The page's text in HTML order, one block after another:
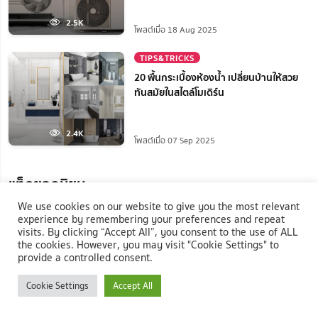
2.5K
โพสต์เมื่อ 18 Aug 2025
2.4K
TIPS&TRICKS
20 พื้นกระเบื้องห้องน้ำ เปลี่ยนบ้านให้สวย
ทันสมัยในสไตล์โมเดิร์น
โพสต์เมื่อ 07 Sep 2025
แท็กยอดนิยม
#หญ้าเทียม
#บริษัท เคทีเอ็ม ลิฟวิ่งมอลล์ จำกัด
#Natthanan
#ตู้เอกสาร #Elegant Decor
We use cookies on our website to give you the most relevant
experience by remembering your preferences and repeat
visits. By clicking “Accept All”, you consent to the use of ALL
the cookies. However, you may visit "Cookie Settings" to
provide a controlled consent.
Cookie Settings Accept All